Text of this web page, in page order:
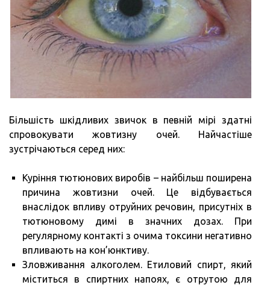
Більшість шкідливих звичок в певній мірі здатні
спровокувати жовтизну очей. Найчастіше
зустрічаються серед них:
Куріння тютюнових виробів – найбільш поширена
причина жовтизни очей. Це відбувається
внаслідок впливу отруйних речовин, присутніх в
тютюновому димі в значних дозах. При
регулярному контакті з очима токсини негативно
впливають на кон’юнктиву.
Зловживання алкоголем. Етиловий спирт, який
міститься в спиртних напоях, є отрутою для